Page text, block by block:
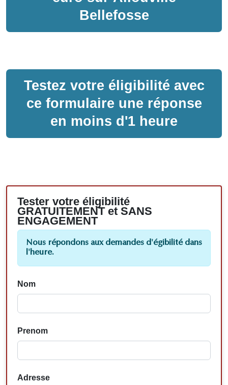
Bellefosse
Testez votre éligibilité avec
ce formulaire une réponse
en moins d'1 heure
Tester votre éligibilité
GRATUITEMENT et SANS
ENGAGEMENT
Nous répondons aux demandes d'égibilité dans
l'heure.
Nom
Prenom
Adresse